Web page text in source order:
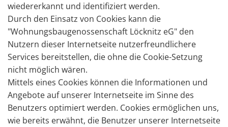
wiedererkannt und identifiziert werden.
Durch den Einsatz von Cookies kann die
"Wohnungsbaugenossenschaft Löcknitz eG" den
Nutzern dieser Internetseite nutzerfreundlichere
Services bereitstellen, die ohne die Cookie-Setzung
nicht möglich wären.
Mittels eines Cookies können die Informationen und
Angebote auf unserer Internetseite im Sinne des
Benutzers optimiert werden. Cookies ermöglichen uns,
wie bereits erwähnt, die Benutzer unserer Internetseite